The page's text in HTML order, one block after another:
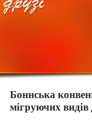
Боннська
мігруючих